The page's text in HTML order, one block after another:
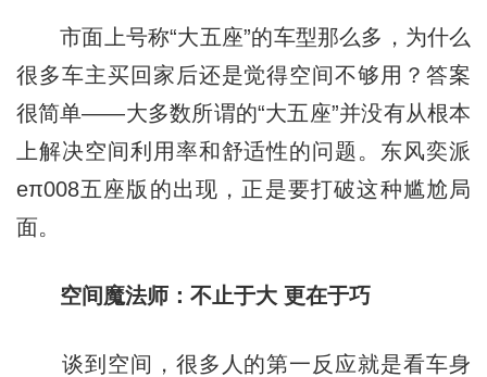
市面上号称“大五座”的车型那么多，为什么
很多车主买回家后还是觉得空间不够用？答案
很简单——大多数所谓的“大五座”并没有从根本
上解决空间利用率和舒适性的问题。东风奕派
eπ008五座版的出现，正是要打破这种尴尬局
面。
空间魔法师：不止于大 更在于巧
谈到空间，很多人的第一反应就是看车身